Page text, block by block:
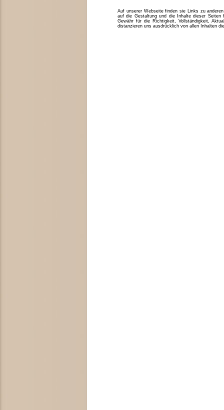
Auf unserer Webseite finden sie Links zu
auf die Gestaltung und die Inhalte dieser Seiten
Gewähr für die Richtigkeit, Vollständigkeit,
distanzieren uns ausdrücklich von allen Inhalten